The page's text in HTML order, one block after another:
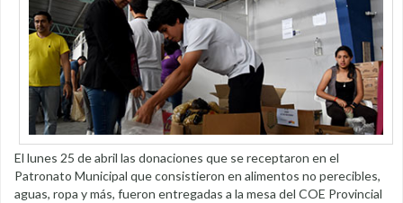
El lunes 25 de abril las donaciones que se receptaron en el
Patronato Municipal que consistieron en alimentos no perecibles,
aguas, ropa y más, fueron entregadas a la mesa del COE Provincial